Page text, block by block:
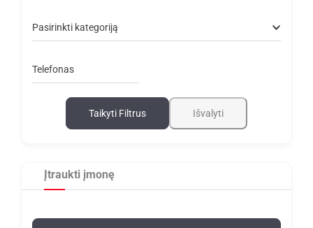
Pasirinkti kategoriją
Telefonas
Taikyti Filtrus Išvalyti
Įtraukti įmonę